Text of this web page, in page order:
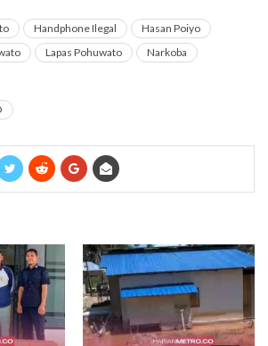
Handphone Ilegal
Hasan Poiyo
Lapas Pohuwato
Narkoba